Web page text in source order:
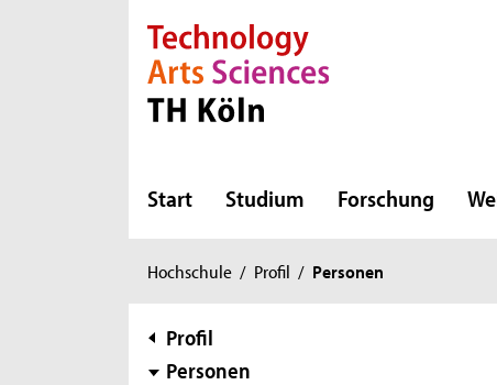
Direkt zur Hauptnavigation
Direkt zur Subnavigation
Direkt zum Inhalt
Direkt zum Fußbereich
Start Studium Forschung
Sie
hier:
Hochschule / Profil / Personen
Subnavigation
Profil
Personen